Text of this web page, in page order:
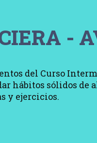
-
del Curso
hábitos sólidos
y ejercicios.